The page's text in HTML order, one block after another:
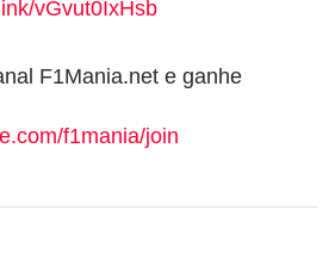
vGvut0IxHsb
F1Mania.net e ganhe
f1mania/join